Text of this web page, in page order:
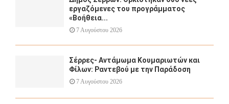
εργαζόμενες του προγράμματος
«Βοήθεια...
7 Αυγούστου 2026
Σέρρες- Αντάμωμα Κουμαριωτών και
Φίλων: Ραντεβού με την Παράδοση
7 Αυγούστου 2026